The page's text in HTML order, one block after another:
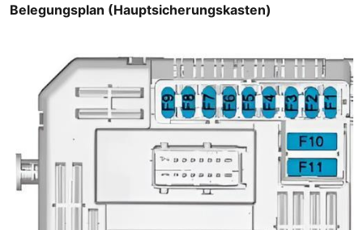
Belegungsplan (Hauptsicherungskasten)